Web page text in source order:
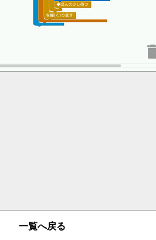
一覧へ戻る